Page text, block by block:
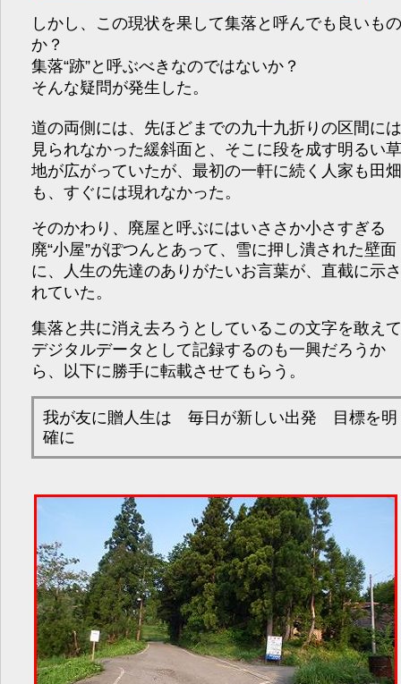
しかし、この現状を果して集落と呼んでも良いも
か？
集落“跡”と呼ぶべきなのではないか？
そんな疑問が発生した。
道の両側には、先ほどまでの九十九折りの区間に
見られなかった緩斜面と、そこに段を成す明るい
地が広がっていたが、最初の一軒に続く人家も田
も、すぐには現れなかった。
そのかわり、廃屋と呼ぶにはいささか小さすぎる
廃“小屋”がぽつんとあって、雪に押し潰された壁面
に、人生の先達のありがたいお言葉が、直截に示
れていた。
集落と共に消え去ろうとしているこの文字を敢え
デジタルデータとして記録するのも一興だろうか
ら、以下に勝手に転載させてもらう。
我が友に贈人生は 毎日が新しい出発 目標を明
確に